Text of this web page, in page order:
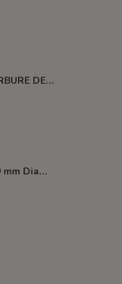
PLAQUE CARBURE DE SILICIUM 1400°C MAXI 420*420*22 MM
PILIER H 900 mm Diam.80 mm 1350°C